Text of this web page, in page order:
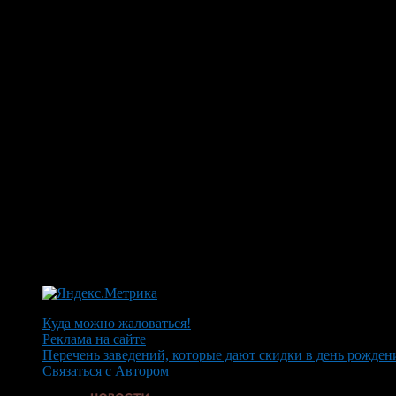
Куда можно жаловаться!
Реклама на сайте
Перечень заведений, которые дают скидки в день
Связаться с Автором